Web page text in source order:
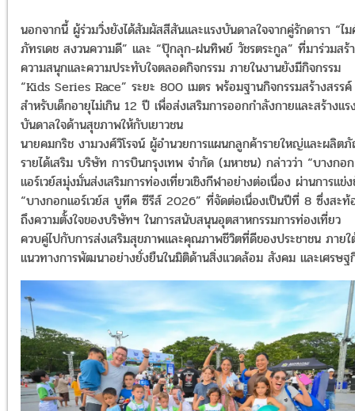
นอกจากนี้ ผู้ร่วมวิ่งยังได้สัมผัสสีสันและแรงบันดาลใจจากคู่รักดารา “ไ
ภัทรเดช สงวนความดี” และ “ปุ๊กลุก-ฝนทิพย์ วัชรตระกูล” ที่มาร่วมสร้
ความสนุกและความประทับใจตลอดกิจกรรม ภายในงานยังมีกิจกรรม
“Kids Series Race” ระยะ 800 เมตร พร้อมฐานกิจกรรมสร้างสรรค์
สำหรับเด็กอายุไม่เกิน 12 ปี เพื่อส่งเสริมการออกกำลังกายและสร้างแร
บันดาลใจด้านสุขภาพให้กับเยาวชน
นายคมกริช งามวงศ์วิโรจน์ ผู้อำนวยการแผนกลูกค้ารายใหญ่และผลิต
รายได้เสริม บริษัท การบินกรุงเทพ จำกัด (มหาชน) กล่าวว่า “บางกอก
แอร์เวย์สมุ่งมั่นส่งเสริมการท่องเที่ยวเชิงกีฬาอย่างต่อเนื่อง ผ่านการแข่
“บางกอกแอร์เวย์ส บูทีค ซีรีส์ 2026” ที่จัดต่อเนื่องเป็นปีที่ 8 ซึ่งสะท้
ถึงความตั้งใจของบริษัทฯ ในการสนับสนุนอุตสาหกรรมการท่องเที่ยว
ควบคู่ไปกับการส่งเสริมสุขภาพและคุณภาพชีวิตที่ดีของประชาชน ภายใ
แนวทางการพัฒนาอย่างยั่งยืนในมิติด้านสิ่งแวดล้อม สังคม และเศรษฐ